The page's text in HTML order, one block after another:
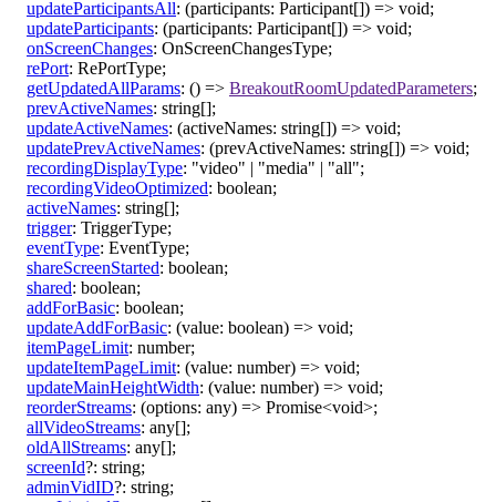
updateParticipantsAll: (participants: Participant[]) => void;
updateParticipants: (participants: Participant[]) => void;
onScreenChanges: OnScreenChangesType;
rePort: RePortType;
getUpdatedAllParams: () => BreakoutRoomUpdatedParameters;
prevActiveNames: string[];
updateActiveNames: (activeNames: string[]) => void;
updatePrevActiveNames: (prevActiveNames: string[]) => void;
recordingDisplayType: "video" | "media" | "all";
recordingVideoOptimized: boolean;
activeNames: string[];
trigger: TriggerType;
eventType: EventType;
shareScreenStarted: boolean;
shared: boolean;
addForBasic: boolean;
updateAddForBasic: (value: boolean) => void;
itemPageLimit: number;
updateItemPageLimit: (value: number) => void;
updateMainHeightWidth: (value: number) => void;
reorderStreams: (options: any) => Promise<void>;
allVideoStreams: any[];
oldAllStreams: any[];
screenId?: string;
adminVidID?: string;